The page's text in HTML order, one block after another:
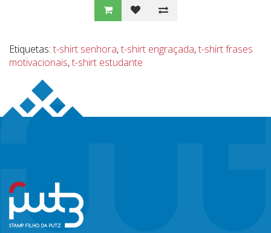
Etiquetas: t-shirt senhora,t-shirt engraçada,t-shirt frases
motivacionais,t-shirt estudante